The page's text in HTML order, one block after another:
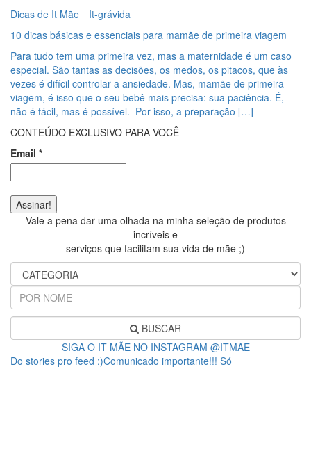
Dicas de It Mãe
It-grávida
10 dicas básicas e essenciais para mamãe de primeira viagem
Para tudo tem uma primeira vez, mas a maternidade é um caso
especial. São tantas as decisões, os medos, os pitacos, que às
vezes é difícil controlar a ansiedade. Mas, mamãe de primeira
viagem, é isso que o seu bebê mais precisa: sua paciência. É,
não é fácil, mas é possível. Por isso, a preparação […]
CONTEÚDO EXCLUSIVO PARA VOCÊ
Email *
Vale a pena dar uma olhada na minha seleção de produtos
incríveis e
serviços que facilitam sua vida de mãe ;)
BUSCAR
SIGA O IT MÃE NO INSTAGRAM @ITMAE
Do stories pro feed ;)Comunicado importante!!! Só